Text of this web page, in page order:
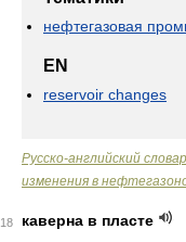
нефтегазовая
EN
reservoir changes
Русско-английский
изменения в
18
каверна в пласте